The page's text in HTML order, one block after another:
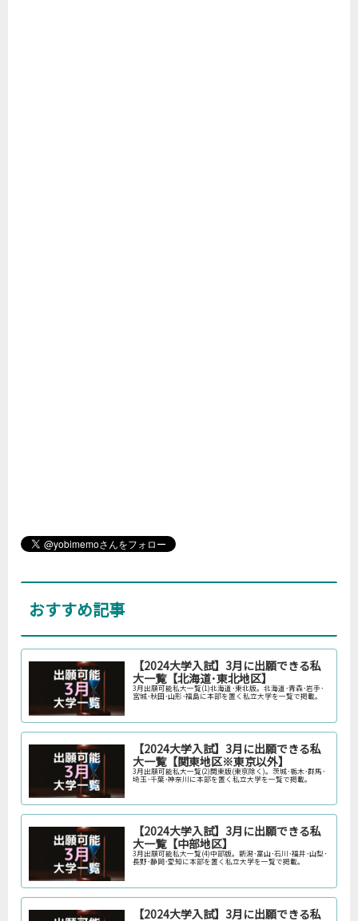
おすすめ記事
【2024大学入試】3月に出願できる私
大一覧【北海道･東北地区】
3月出願可能私大一覧(1)北海道･東北版。北海道･青森･岩手･
宮城･秋田･山形･福島に本部を置く私立大学を一覧で掲載。
【2024大学入試】3月に出願できる私
大一覧【関東地区※東京以外】
3月出願可能私大一覧(2)関東版(東京除く)。茨城･栃木･群馬･
埼玉･千葉･神奈川に本部を置く私立大学を一覧で掲載。
【2024大学入試】3月に出願できる私
大一覧【中部地区】
3月出願可能私大一覧(4)中部版。新潟･富山･石川･福井･山梨･
長野･静岡･愛知に本部を置く私立大学を一覧で掲載。
【2024大学入試】3月に出願できる私